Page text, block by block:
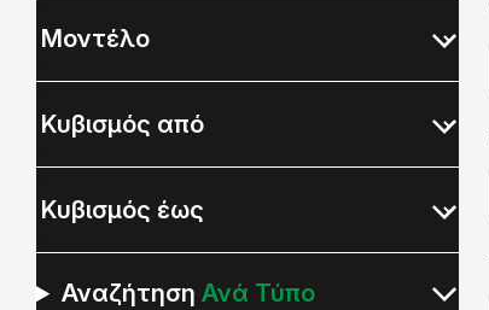
ΑναζήτησηΑνά Τύπο